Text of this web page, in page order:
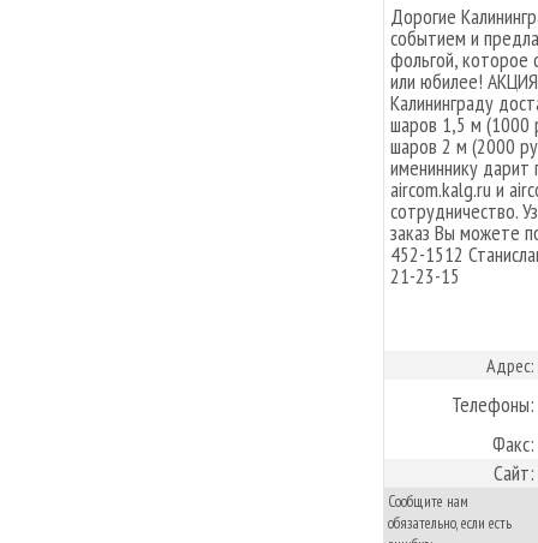
Дорогие
событием и
фольгой, которое
или юбилее!
Калининграду
шаров 1,5 м (1000
шаров 2 м (2000
имениннику
aircom.kalg.ru и
сотрудничество.
заказ Вы можете
452-1512
21-23-15
Адрес:
Телефоны:
Факс:
Сайт:
Сообщите нам
обязательно, если есть